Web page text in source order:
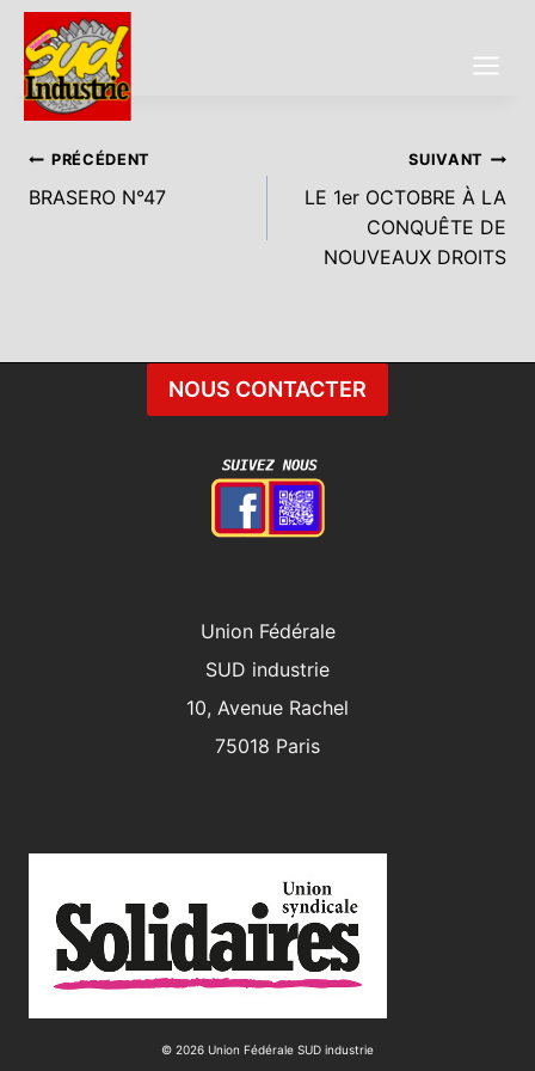
Aller
contenu
Navigation
De
PRÉCÉDENT
BRASERO N°47
SUIVANT
LE 1er OCTOBRE À LA
CONQUÊTE DE
NOUVEAUX DROITS
NOUS CONTACTER
Union Fédérale
SUD industrie
10, Avenue Rachel
75018 Paris
© 2026 Union Fédérale SUD industrie